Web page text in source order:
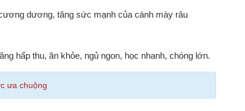
dương, tăng sức mạnh của cánh mày râu
hấp thu, ăn khỏe, ngủ ngon, học nhanh, chóng lớn.
ưa chuộng